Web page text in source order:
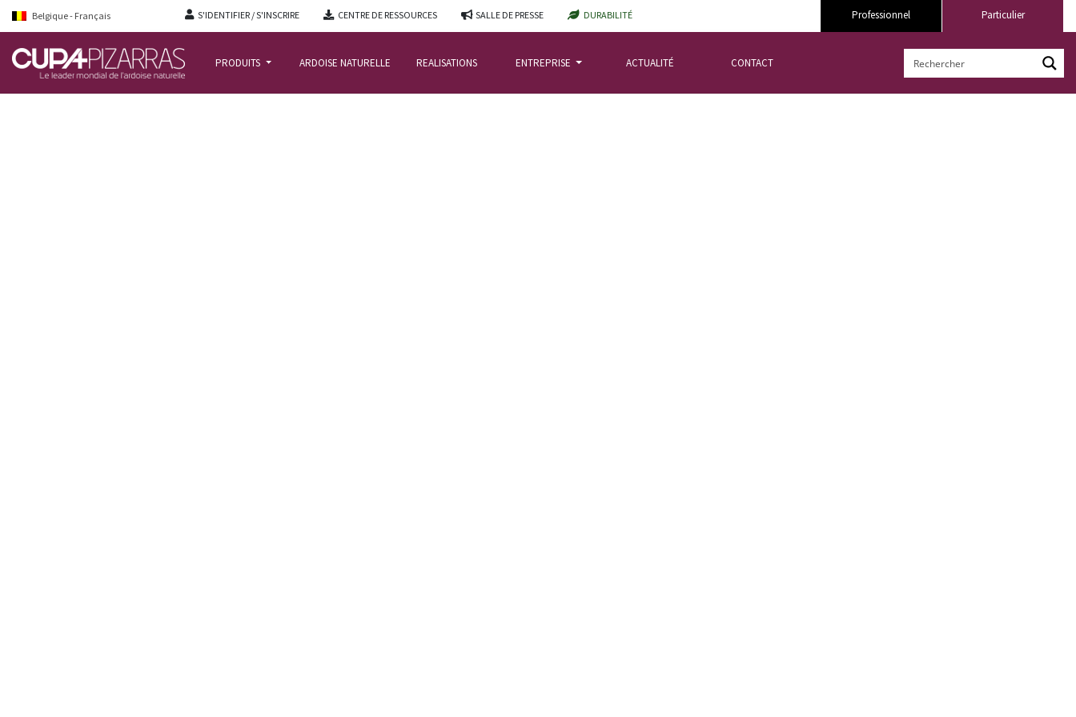
Belgique - Français S'IDENTIFIER / S'INSCRIRE CENTRE DE RESSOURCES SALLE DE PRESSE DURABILITÉ Particulier
Professionnel
PRODUITS ARDOISE NATURELLE REALISATIONS ENTREPRISE ACTUALITÉ CONTACT